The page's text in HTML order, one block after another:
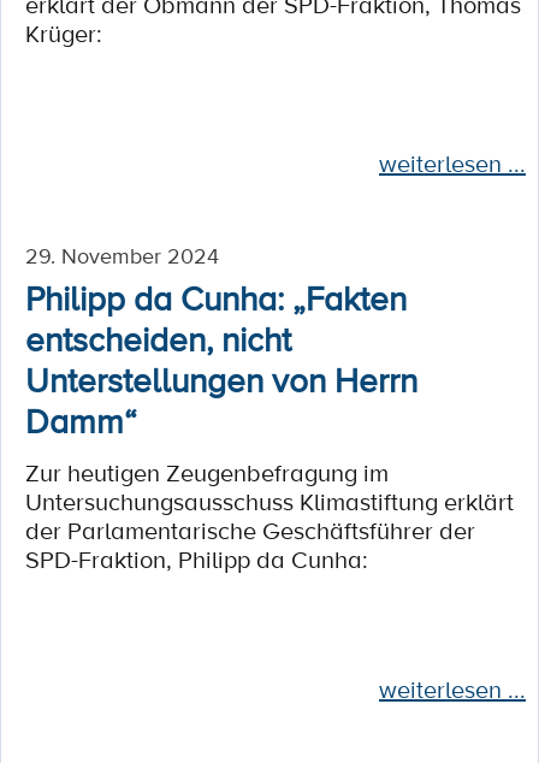
Krüger:
weiterlesen ...
29. November 2024
Philipp da Cunha: „Fakten
entscheiden, nicht
Unterstellungen von Herrn
Damm“
Zur heutigen Zeugenbefragung im
Untersuchungsausschuss Klimastiftung erklärt
der Parlamentarische Geschäftsführer der
SPD-Fraktion, Philipp da Cunha:
weiterlesen ...